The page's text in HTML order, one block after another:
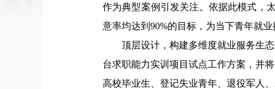
作为典型案例引发关注。依据此模式，
意率均达到90%的目标，为当下青年就
顶层设计，构建多维度就业服务生态
台求职能力实训项目试点工作方案，并
高校毕业生、登记失业青年、退役军人